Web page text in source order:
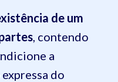
de um
, contendo
a
do